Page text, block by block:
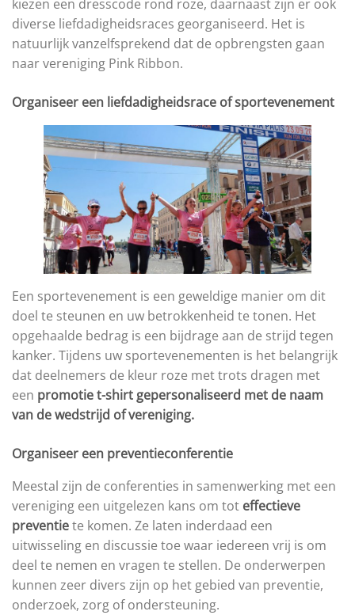
kiezen een dresscode rond roze, daarnaast zijn er ook
diverse liefdadigheidsraces georganiseerd. Het is
natuurlijk vanzelfsprekend dat de opbrengsten gaan
naar vereniging Pink Ribbon.
Organiseer een liefdadigheidsrace of sportevenement
Een sportevenement is een geweldige manier om dit
doel te steunen en uw betrokkenheid te tonen. Het
opgehaalde bedrag is een bijdrage aan de strijd tegen
kanker. Tijdens uw sportevenementen is het belangrijk
dat deelnemers de kleur roze met trots dragen met
een promotie t-shirt gepersonaliseerd met de naam
van de wedstrijd of vereniging.
Organiseer een preventieconferentie
Meestal zijn de conferenties in samenwerking met een
vereniging een uitgelezen kans om tot effectieve
preventiete komen. Ze laten inderdaad een
uitwisseling en discussie toe waar iedereen vrij is om
deel te nemen en vragen te stellen. De onderwerpen
kunnen zeer divers zijn op het gebied van preventie,
onderzoek, zorg of ondersteuning.